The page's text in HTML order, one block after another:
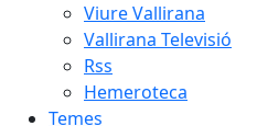
Viure Vallirana
Vallirana Televisió
Rss
Hemeroteca
Temes